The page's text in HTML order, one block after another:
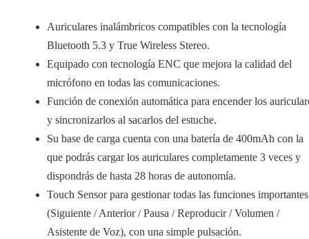
Auriculares inalámbricos compatibles con la tecnología
Bluetooth 5.3 y True Wireless Stereo.
Equipado con tecnología ENC que mejora la calidad del
micrófono en todas las comunicaciones.
Función de conexión automática para encender los
y sincronizarlos al sacarlos del estuche.
Su base de carga cuenta con una batería de 400mAh con la
que podrás cargar los auriculares completamente 3 veces y
dispondrás de hasta 28 horas de autonomía.
Touch Sensor para gestionar todas las funciones importantes
(Siguiente / Anterior / Pausa / Reproducir / Volumen /
Asistente de Voz), con una simple pulsación.